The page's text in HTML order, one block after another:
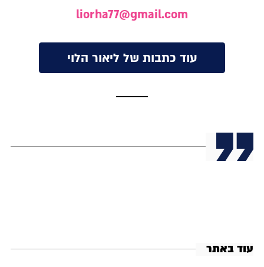
liorha77@gmail.com
עוד כתבות של ליאור הלוי
עוד באתר